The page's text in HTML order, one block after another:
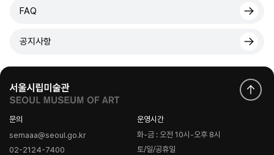
FAQ
공지사항
문의
semaaa@seoul.go.kr
02-2124-7400
운영시간
화-금 : 오전 10시-오후 8시
토/일/공휴일